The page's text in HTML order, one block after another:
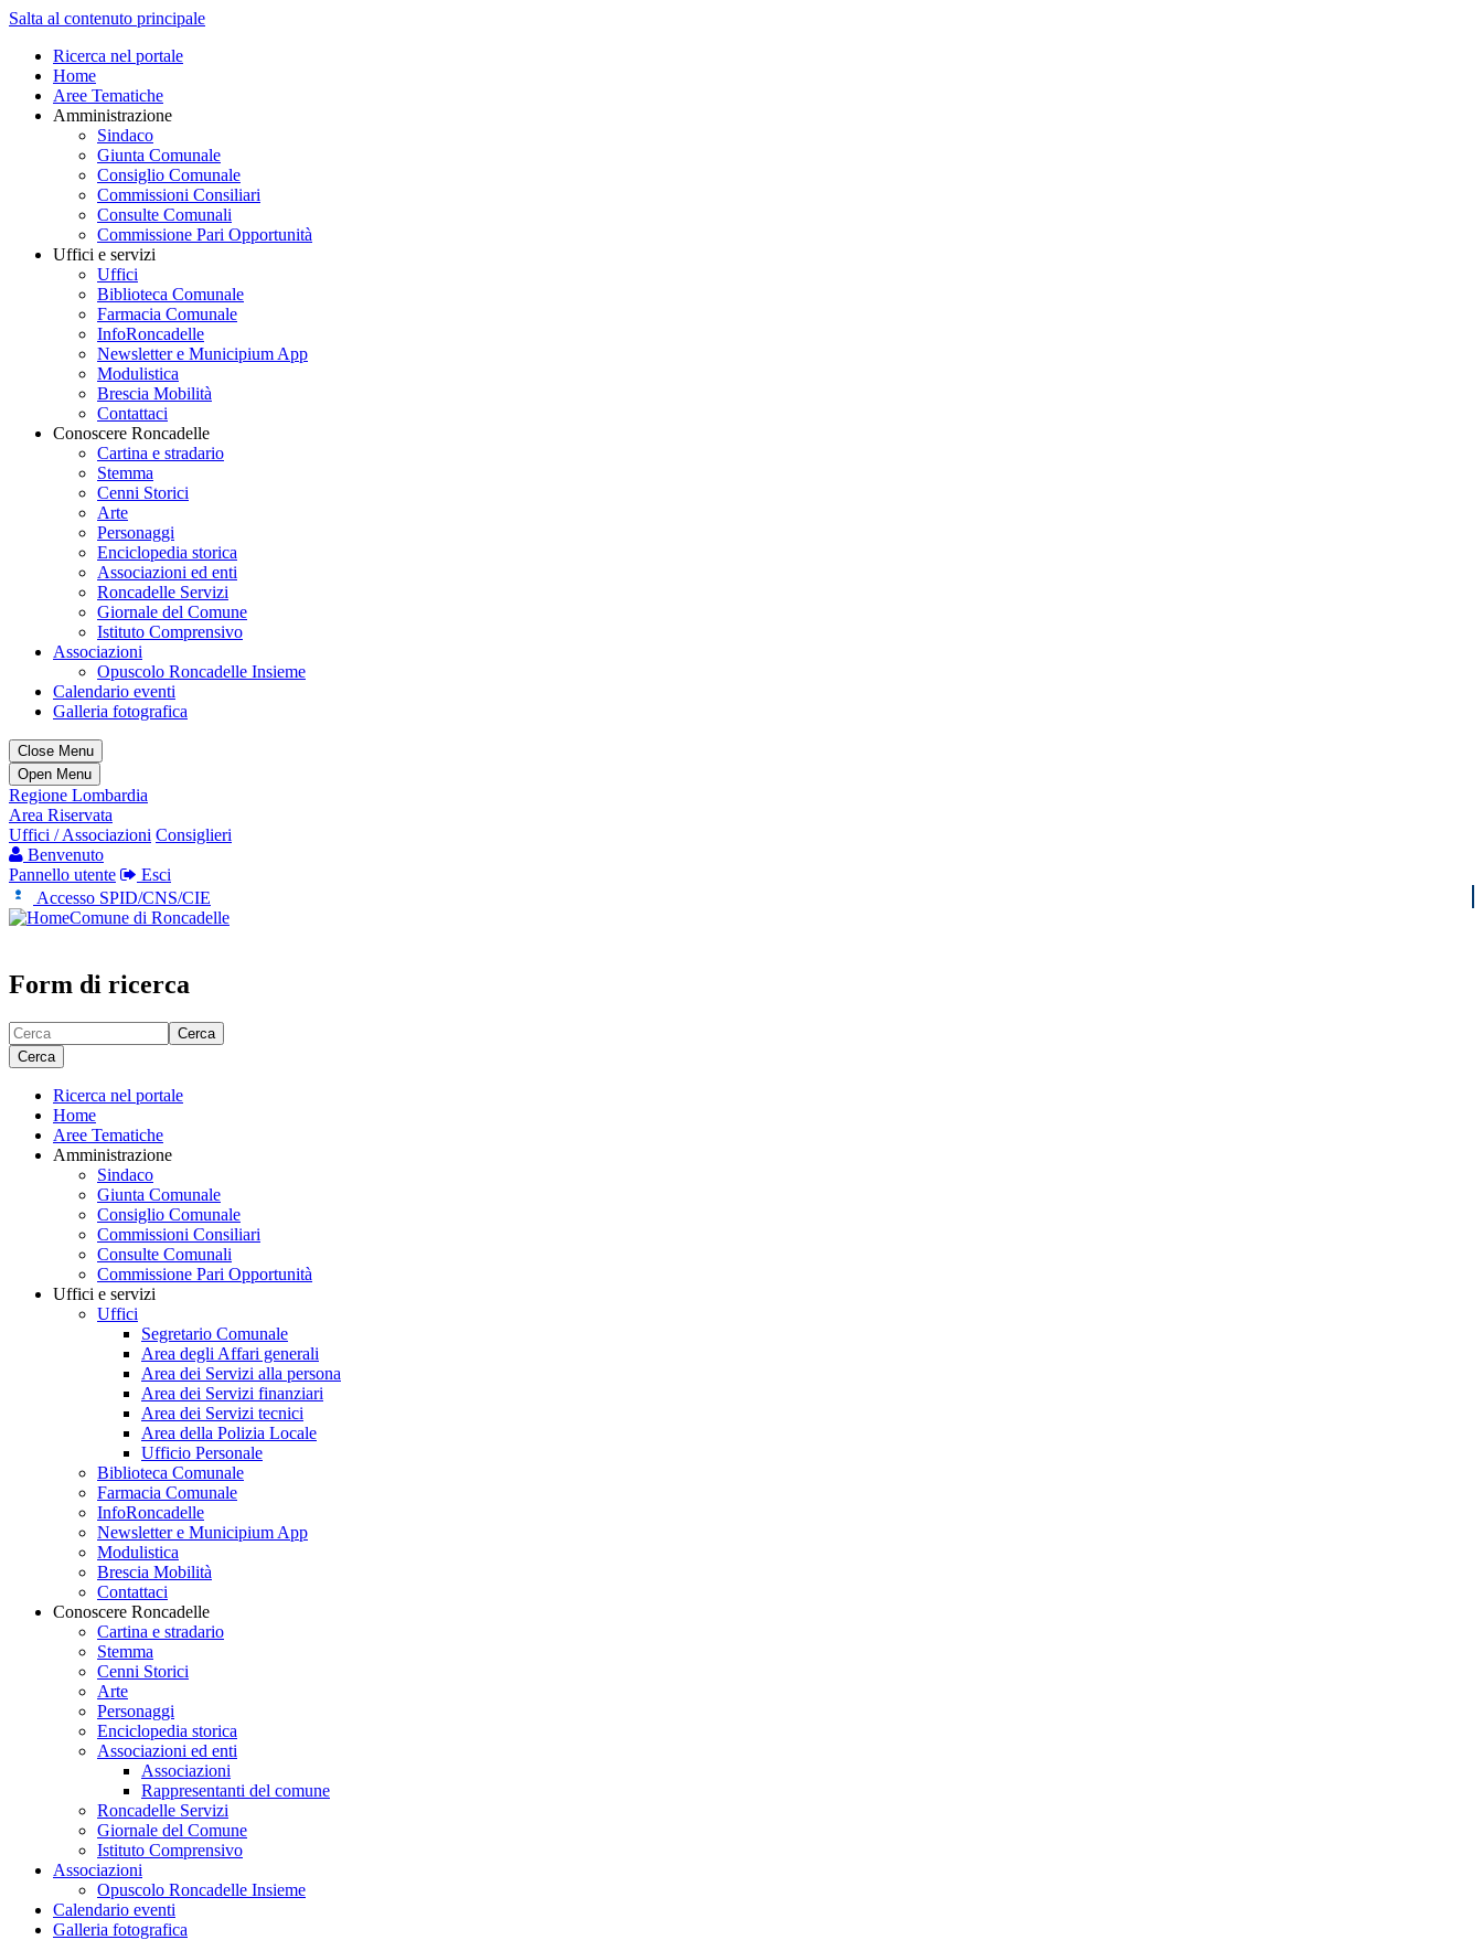
Salta al contenuto principale
Ricerca nel portale
Home
Aree Tematiche
Amministrazione
Sindaco
Giunta Comunale
Consiglio Comunale
Commissioni Consiliari
Consulte Comunali
Commissione Pari Opportunità
Uffici e servizi
Uffici
Biblioteca Comunale
Farmacia Comunale
InfoRoncadelle
Newsletter e Municipium App
Modulistica
Brescia Mobilità
Contattaci
Conoscere Roncadelle
Cartina e stradario
Stemma
Cenni Storici
Arte
Personaggi
Enciclopedia storica
Associazioni ed enti
Roncadelle Servizi
Giornale del Comune
Istituto Comprensivo
Associazioni
Opuscolo Roncadelle Insieme
Calendario eventi
Galleria fotografica
Close Menu
Open Menu
Regione Lombardia
Area Riservata
Uffici / Associazioni Consiglieri
Benvenuto
Pannello utente
Esci
Accesso SPID/CNS/CIE
Comune di Roncadelle
Form di ricerca
Cerca
Cerca
Ricerca nel portale
Home
Aree Tematiche
Amministrazione
Sindaco
Giunta Comunale
Consiglio Comunale
Commissioni Consiliari
Consulte Comunali
Commissione Pari Opportunità
Uffici e servizi
Uffici
Segretario Comunale
Area degli Affari generali
Area dei Servizi alla persona
Area dei Servizi finanziari
Area dei Servizi tecnici
Area della Polizia Locale
Ufficio Personale
Biblioteca Comunale
Farmacia Comunale
InfoRoncadelle
Newsletter e Municipium App
Modulistica
Brescia Mobilità
Contattaci
Conoscere Roncadelle
Cartina e stradario
Stemma
Cenni Storici
Arte
Personaggi
Enciclopedia storica
Associazioni ed enti
Associazioni
Rappresentanti del comune
Roncadelle Servizi
Giornale del Comune
Istituto Comprensivo
Associazioni
Opuscolo Roncadelle Insieme
Calendario eventi
Galleria fotografica